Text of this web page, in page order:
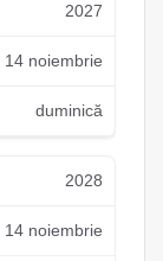
2027
14 noiembrie
duminică
2028
14 noiembrie